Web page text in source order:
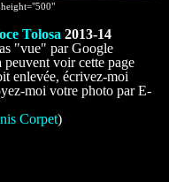
Tolosa 2013-14
"vue" par Google
peuvent voir cette page
enlevée, écrivez-moi
moi votre photo par E-
Corpet)